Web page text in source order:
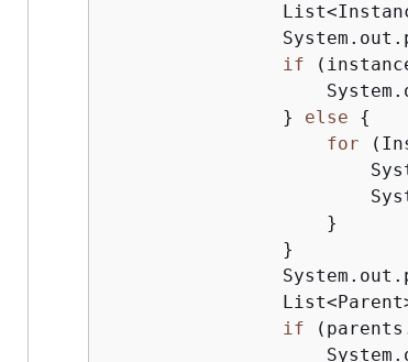
if
                }
else
{
for
                    }
                }
if